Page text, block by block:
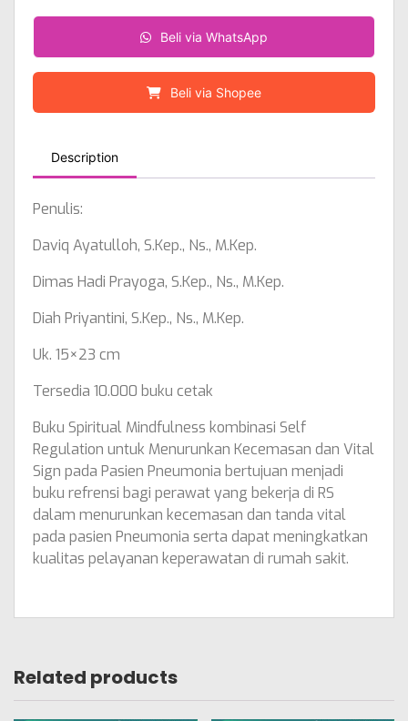
Beli via WhatsApp
Beli via Shopee
Description
Penulis:
Daviq Ayatulloh, S.Kep., Ns., M.Kep.
Dimas Hadi Prayoga, S.Kep., Ns., M.Kep.
Diah Priyantini, S.Kep., Ns., M.Kep.
Uk. 15×23 cm
Tersedia 10.000 buku cetak
Buku Spiritual Mindfulness kombinasi Self
Regulation untuk Menurunkan Kecemasan dan Vital
Sign pada Pasien Pneumonia bertujuan menjadi
buku refrensi bagi perawat yang bekerja di RS
dalam menurunkan kecemasan dan tanda vital
pada pasien Pneumonia serta dapat meningkatkan
kualitas pelayanan keperawatan di rumah sakit.
Related products